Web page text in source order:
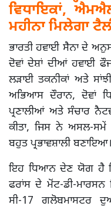
ਵਿਧਾਇਕਾਂ,
ਮਹੀਨਾ ਮਿਲੇਗਾ
ਭਾਰਤੀ ਹਵਾਈ ਸੈਨਾ ਦੇ
ਦੋਵਾਂ ਦੇਸ਼ਾਂ ਦੀਆਂ ਹਵਾਈ
ਲੜਾਈ ਤਕਨੀਕਾਂ ਅਤੇ
ਅਭਿਆਸ ਦੌਰਾਨ, ਦੋਵਾਂ
ਪ੍ਰਣਾਲੀਆਂ ਅਤੇ ਸੰਚਾਰ
ਕੀਤਾ, ਜਿਸ ਨੇ ਅਸਲ-
ਬਹੁਤ ਪ੍ਰਭਾਵਸ਼ਾਲੀ ਬਣਾਇਆ।
ਇਹ ਧਿਆਨ ਦੇਣ ਯੋਗ ਹੈ
ਫਰਾਂਸ ਦੇ ਮੋਂਟ-ਡੀ-
ਸੀ-17 ਗਲੋਬਮਾਸਟਰ